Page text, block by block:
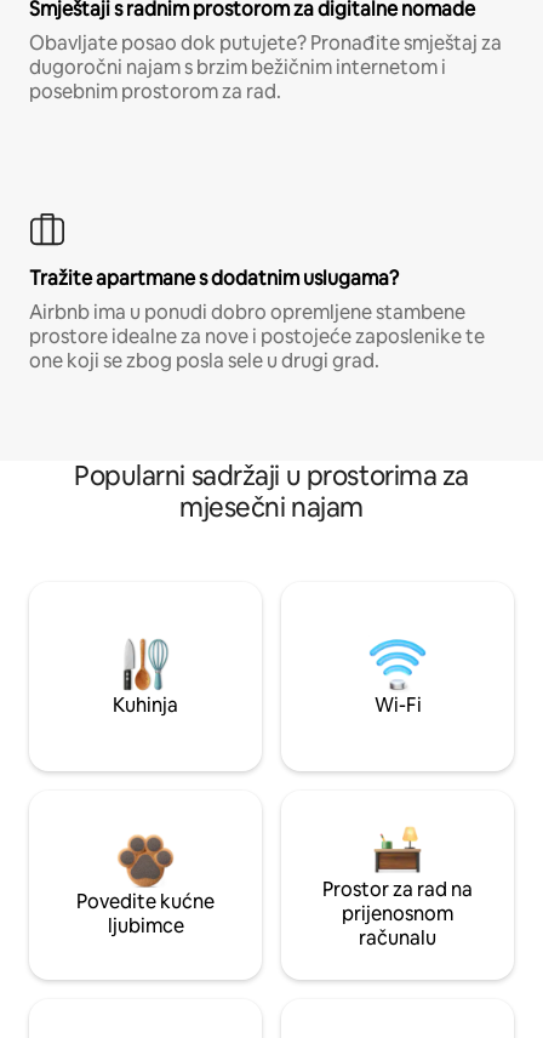
Smještaji s radnim prostorom za digitalne nomade
Obavljate posao dok putujete? Pronađite smještaj za
dugoročni najam s brzim bežičnim internetom i
posebnim prostorom za rad.
Tražite apartmane s dodatnim uslugama?
Airbnb ima u ponudi dobro opremljene stambene
prostore idealne za nove i postojeće zaposlenike te
one koji se zbog posla sele u drugi grad.
Popularni sadržaji u prostorima za
mjesečni najam
Kuhinja Wi-Fi
Povedite kućne
ljubimce
Prostor za rad na
prijenosnom
računalu